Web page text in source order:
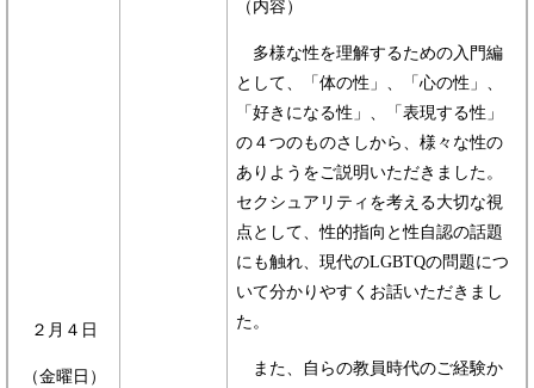
２月４日
（金曜日）
（内容）
多様な性を理解するための入門編
として、「体の性」、「心の性」、
「好きになる性」、「表現する性」
の４つのものさしから、様々な性の
ありようをご説明いただきました。
セクシュアリティを考える大切な視
点として、性的指向と性自認の話題
にも触れ、現代のLGBTQの問題につ
いて分かりやすくお話いただきまし
た。
また、自らの教員時代のご経験か